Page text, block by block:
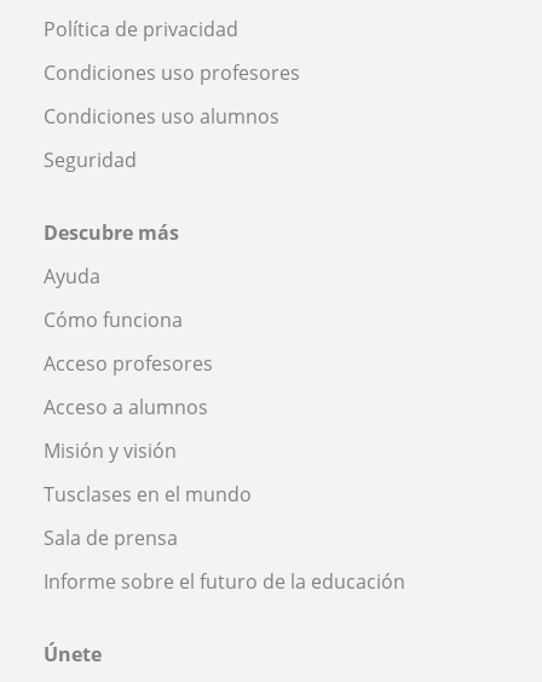
Política de privacidad
Condiciones uso profesores
Condiciones uso alumnos
Seguridad
Descubre más
Ayuda
Cómo funciona
Acceso profesores
Acceso a alumnos
Misión y visión
Tusclases en el mundo
Sala de prensa
Informe sobre el futuro de la educación
Únete